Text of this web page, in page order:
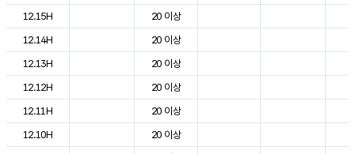
12.15H
20 이상
12.14H
20 이상
12.13H
20 이상
12.12H
20 이상
12.11H
20 이상
12.10H
20 이상